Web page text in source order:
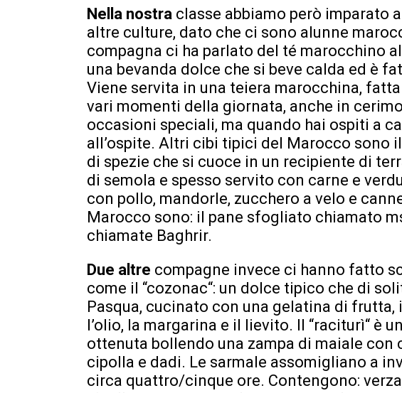
Nella nostra classe abbiamo però imparato
altre culture, dato che ci sono alunne
compagna ci ha parlato del té marocchino
una bevanda dolce che si beve calda ed è
Viene servita in una teiera marocchina,
vari momenti della giornata, anche in
occasioni speciali, ma quando hai ospiti a
all’ospite. Altri cibi tipici del Marocco sono
di spezie che si cuoce in un recipiente di
di semola e spesso servito con carne e
con pollo, mandorle, zucchero a velo e
Marocco sono: il pane sfogliato chiamato
chiamate Baghrir.
Due altre compagne invece ci hanno fatto
come il “cozonac“: un dolce tipico che di
Pasqua, cucinato con una gelatina di frutta,
l’olio, la margarina e il lievito. Il “raciturì“ è
ottenuta bollendo una zampa di maiale con
cipolla e dadi. Le sarmale assomigliano a
circa quattro/cinque ore. Contengono: